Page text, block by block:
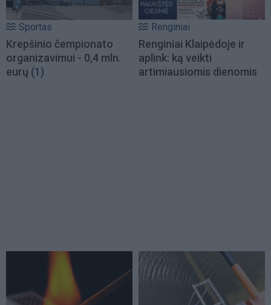
Sportas
Krepšinio čempionato
organizavimui - 0,4 mln.
eurų (1)
Renginiai
Renginiai Klaipėdoje ir
aplink: ką veikti
artimiausiomis dienomis